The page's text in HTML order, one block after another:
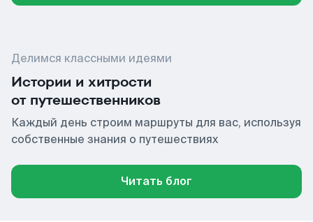
Делимся классными идеями
Истории и хитрости
от путешественников
Каждый день строим маршруты для вас, используя
собственные знания о путешествиях
Читать блог